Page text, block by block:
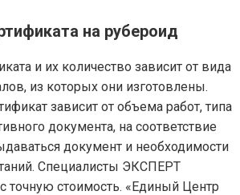
на рубероид
и их количество зависит от вида
из которых они изготовлены.
зависит от объема работ, типа
документа, на соответствие
документ и необходимости
Специалисты ЭКСПЕРТ
точную стоимость. «Единый Центр